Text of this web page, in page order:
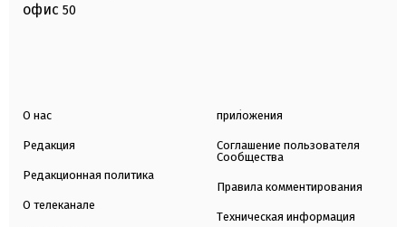
офис 50
О нас
Редакция
Редакционная политика
О телеканале
приложения
Соглашение пользователя
Сообщества
Правила комментирования
Техническая информация